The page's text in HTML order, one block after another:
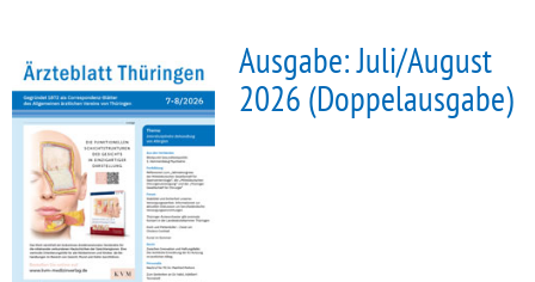
Ausgabe: Juli/August
2026 (Doppelausgabe)